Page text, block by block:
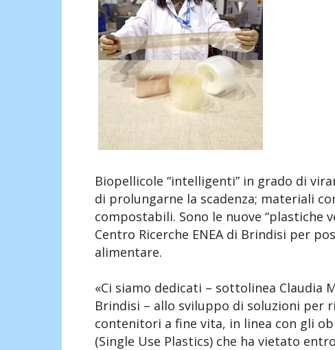
Biopellicole “intelligenti” in grado di
di prolungarne la scadenza; materiali
compostabili. Sono le nuove “plastiche
Centro Ricerche ENEA di Brindisi per
alimentare.
«Ci siamo dedicati – sottolinea Claudia
Brindisi – allo sviluppo di soluzioni per
contenitori a fine vita, in linea con gli
(Single Use Plastics) che ha vietato